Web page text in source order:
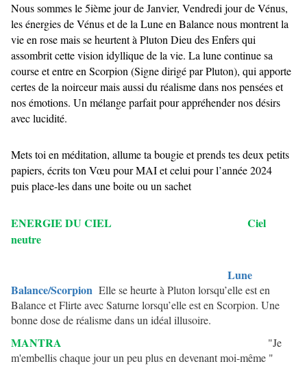
Nous sommes le 5ième jour de Janvier, Vendredi jour de Vénus,
les énergies de Vénus et de la Lune en Balance nous montrent la
vie en rose mais se heurtent à Pluton Dieu des Enfers qui
assombrit cette vision idyllique de la vie. La lune continue sa
course et entre en Scorpion (Signe dirigé par Pluton), qui apporte
certes de la noirceur mais aussi du réalisme dans nos pensées et
nos émotions. Un mélange parfait pour appréhender nos désirs
avec lucidité.
Mets toi en méditation, allume ta bougie et prends tes deux petits
papiers, écrits ton Vœu pour MAI et celui pour l’année 2024
puis place-les dans une boite ou un sachet
ENERGIE DU CIEL Ciel
neutre
Lune
Balance/Scorpion Elle se heurte à Pluton lorsqu’elle est en
Balance et Flirte avec Saturne lorsqu’elle est en Scorpion. Une
bonne dose de réalisme dans un idéal illusoire.
MANTRA "Je
m'embellis chaque jour un peu plus en devenant moi-même "